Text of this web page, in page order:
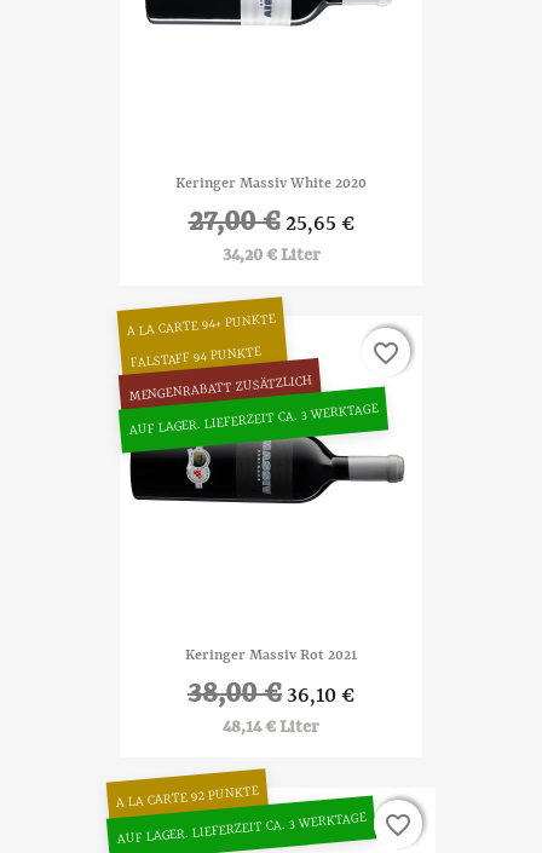
Keringer Massiv White 2020
27,00 € 25,65 €
34,20 € Liter
Keringer Massiv Rot 2021
38,00 €36,10 €
48,14 € Liter
A LA CARTE 94+ PUNKTE
FALSTAFF 94 PUNKTE
MENGENRABATT ZUSÄTZLICH
AUF LAGER. LIEFERZEIT CA. 3 WERKTAGE
favorite_border
favorite_border
A LA CARTE 92 PUNKTE
AUF LAGER. LIEFERZEIT CA. 3 WERKTAGE favorite_border
favorite_border